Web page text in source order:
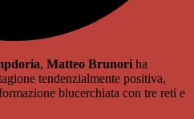
, Matteo Brunori ha
tendenzialmente positiva,
blucerchiata con tre reti e